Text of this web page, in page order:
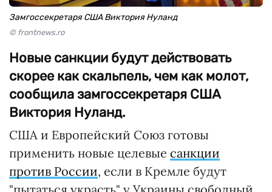
Замгоссекретаря США Виктория Нуланд
© frontnews.ro
Новые санкции будут действовать
скорее как скальпель, чем как молот,
сообщила замгоссекретаря США
Виктория Нуланд.
США и Европейский Союз готовы
применить новые целевые санкции
против России, если в Кремле будут